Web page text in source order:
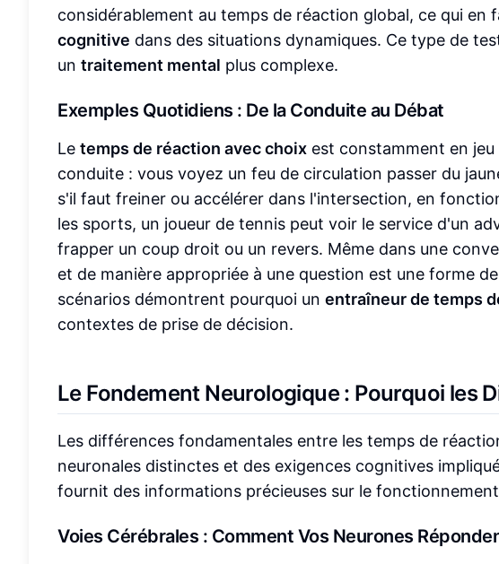
considérablement au temps de réaction global, ce qui en
cognitive dans des situations dynamiques. Ce type de
un traitement mental plus complexe.
Exemples Quotidiens : De la Conduite au Débat
Le temps de réaction avec choix est constamment en
conduite : vous voyez un feu de circulation passer du
s'il faut freiner ou accélérer dans l'intersection, en
les sports, un joueur de tennis peut voir le service d'un
frapper un coup droit ou un revers. Même dans une
et de manière appropriée à une question est une forme de
scénarios démontrent pourquoi un entraîneur de temps
contextes de prise de décision.
Le Fondement Neurologique : Pourquoi les
Les différences fondamentales entre les temps de
neuronales distinctes et des exigences cognitives
fournit des informations précieuses sur le
Voies Cérébrales : Comment Vos Neurones